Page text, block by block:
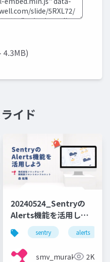
4.3MB)
イド
エラー監視 パフォー
20240524_Sentryの
Alerts機能を活用しよ
う
sentry alerts
smv_murakami2K